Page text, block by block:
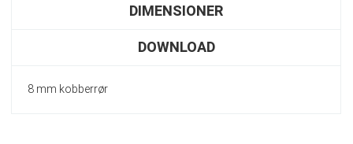
DIMENSIONER
DOWNLOAD
8 mm kobberrør